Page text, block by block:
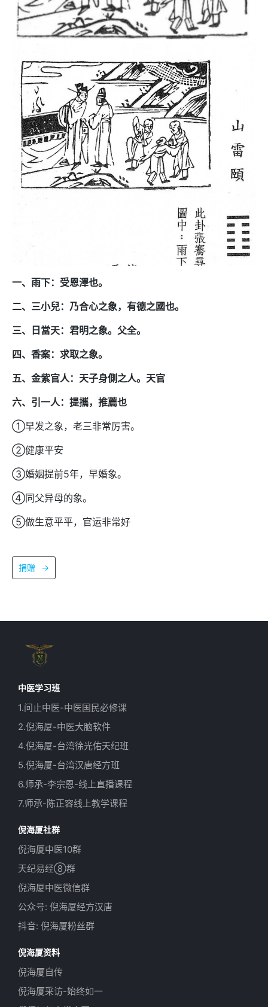
一、雨下：受恩澤也。
二、三小兒：乃合心之象，有德之國也。
三、日當天：君明之象。父全。
四、香案：求取之象。
五、金紫官人：天子身側之人。天官
六、引一人：提攜，推薦也
①早发之象，老三非常厉害。
②健康平安
③婚姻提前5年，早婚象。
④同父异母的象。
⑤做生意平平，官运非常好
捐赠 →
中医学习班
1.问止中医-中医国民必修课
2.倪海厦-中医大脑软件
4.倪海厦-台湾徐光佑天纪班
5.倪海厦-台湾汉唐经方班
6.师承-李宗恩-线上直播课程
7.师承-陈正容线上教学课程
倪海厦社群
倪海厦中医10群
天纪易经⑧群
倪海厦中医微信群
公众号: 倪海厦经方汉唐
抖音: 倪海厦粉丝群
倪海厦资料
倪海厦自传
倪海厦采访-始终如一